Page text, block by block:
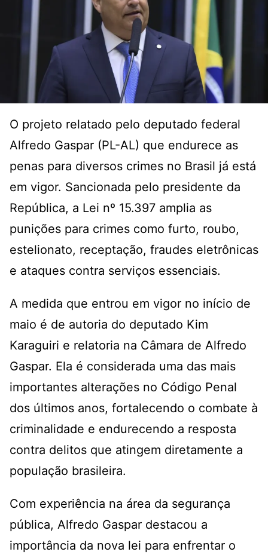
O projeto relatado pelo deputado federal
Alfredo Gaspar (PL-AL) que endurece as
penas para diversos crimes no Brasil já está
em vigor. Sancionada pelo presidente da
República, a Lei nº 15.397 amplia as
punições para crimes como furto, roubo,
estelionato, receptação, fraudes eletrônicas
e ataques contra serviços essenciais.
A medida que entrou em vigor no início de
maio é de autoria do deputado Kim
Karaguiri e relatoria na Câmara de Alfredo
Gaspar. Ela é considerada uma das mais
importantes alterações no Código Penal
dos últimos anos, fortalecendo o combate à
criminalidade e endurecendo a resposta
contra delitos que atingem diretamente a
população brasileira.
Com experiência na área da segurança
pública, Alfredo Gaspar destacou a
importância da nova lei para enfrentar o